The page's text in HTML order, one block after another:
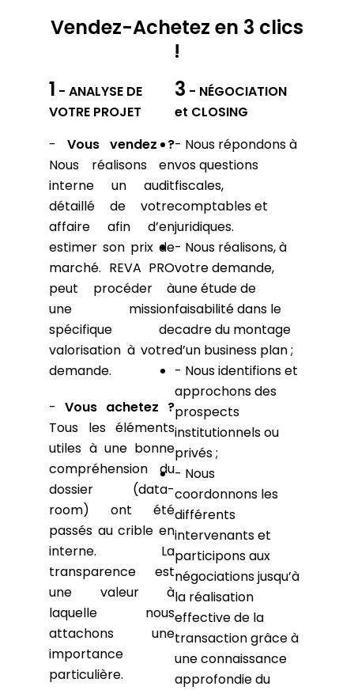
Vendez-Achetez en 3 clics
!
1 - ANALYSE DE
VOTRE PROJET
- Vous vendez ?
Nous réalisons en
interne un audit
détaillé de votre
affaire afin d’en
estimer son prix de
marché. REVA PRO
peut procéder à
une mission
spécifique de
valorisation à votre
demande.
-Vous achetez ?
Tous les éléments
utiles à une bonne
compréhension du
dossier (data-
room) ont été
passés au crible en
interne. La
transparence est
une valeur à
laquelle nous
attachons une
importance
particulière.
3 - NÉGOCIATION
et CLOSING
- Nous répondons à
vos questions
fiscales,
comptables et
juridiques.
- Nous réalisons, à
votre demande,
une étude de
faisabilité dans le
cadre du montage
d’un business plan ;
- Nous identifions et
approchons des
prospects
institutionnels ou
privés ;
- Nous
coordonnons les
différents
intervenants et
participons aux
négociations jusqu’à
la réalisation
effective de la
transaction grâce à
une connaissance
approfondie du